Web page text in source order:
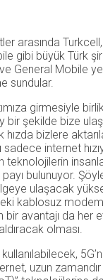
arasında
gibi büyük Türk
General Mobile
sundular.
girmesiyle
bir şekilde bize
bizlere
internet
teknolojilerin
bulunuyor.
ulaşacak
kablosuz
bir avantajı da her
olması.
uzun